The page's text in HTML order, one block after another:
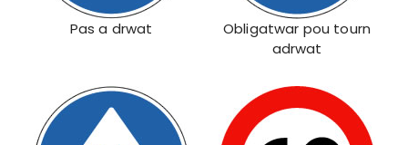
Pas a drwat
Obligatwar pou tourn
adrwat